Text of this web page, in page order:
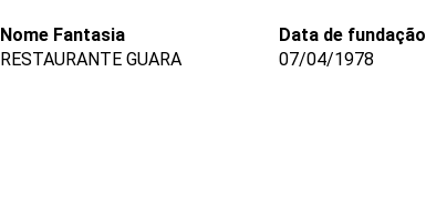
Nome Fantasia
RESTAURANTE GUARA
Data de fundação
07/04/1978